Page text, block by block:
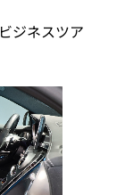
ジネスツア